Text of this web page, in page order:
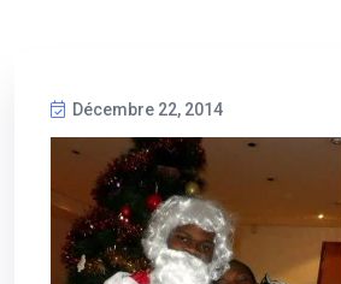
Décembre 22, 2014